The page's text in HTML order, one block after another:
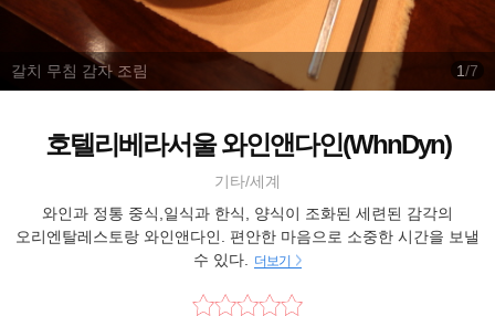
갈치 무침 감자 조림 1/7
호텔리베라서울 와인앤다인(WhnDyn)
기타/세계
와인과 정통 중식,일식과 한식, 양식이 조화된 세련된 감각의
오리엔탈레스토랑 와인앤다인. 편안한 마음으로 소중한 시간을 보낼
수 있다.
더보기